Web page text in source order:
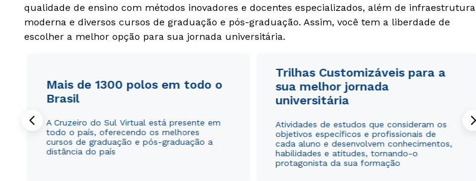
qualidade de ensino com métodos inovadores e docentes especializados, além de infraestrutura
moderna e diversos cursos de graduação e pós-graduação. Assim, você tem a liberdade de
escolher a melhor opção para sua jornada universitária.
Mais de 1300 polos em todo o
Brasil
A Cruzeiro do Sul Virtual está presente em
todo o país, oferecendo os melhores
cursos de graduação e pós-graduação a
distância do país
Trilhas Customizáveis para a
sua melhor jornada
universitária
Atividades de estudos que consideram os
objetivos específicos e profissionais de
cada aluno e desenvolvem conhecimentos,
habilidades e atitudes, tornando-o
protagonista da sua formação